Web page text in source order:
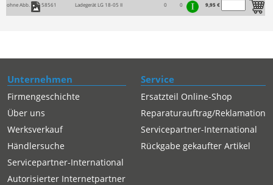
ohne Abb. 58561 Ladegerät LG 18-05 II 0 0 9,95 €
Unternehmen
Firmengeschichte
Über uns
Werksverkauf
Händlersuche
Servicepartner-International
Autorisierter Internetpartner
Service
Ersatzteil Online-Shop
Reparaturauftrag/Reklamation
Servicepartner-International
Rückgabe gekaufter Artikel